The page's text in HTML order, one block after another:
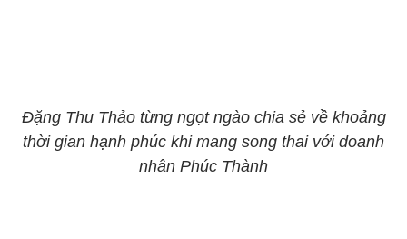
Đặng Thu Thảo từng ngọt ngào chia sẻ về khoảng
thời gian hạnh phúc khi mang song thai với doanh
nhân Phúc Thành